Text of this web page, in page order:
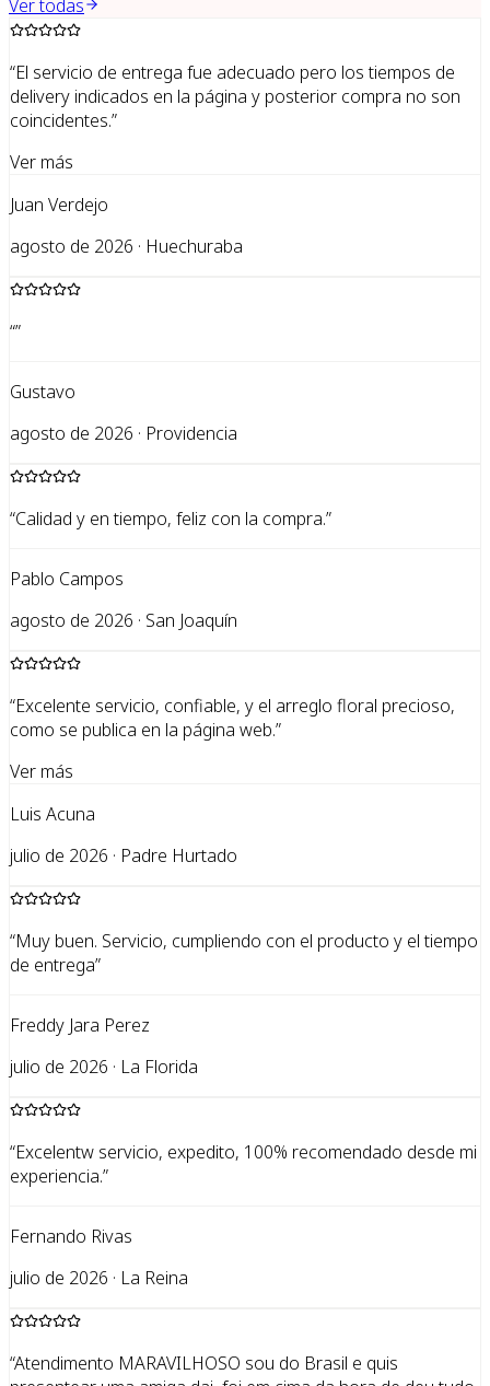
Ver todas
“El servicio de entrega fue adecuado pero los tiempos de
delivery indicados en la página y posterior compra no son
coincidentes.”
Ver más
Juan Verdejo
agosto de 2026 · Huechuraba
“”
Gustavo
agosto de 2026 · Providencia
“Calidad y en tiempo, feliz con la compra.”
Pablo Campos
agosto de 2026 · San Joaquín
“Excelente servicio, confiable, y el arreglo floral precioso,
como se publica en la página web.”
Ver más
Luis Acuna
julio de 2026 · Padre Hurtado
“Muy buen. Servicio, cumpliendo con el producto y el tiempo
de entrega”
Freddy Jara Perez
julio de 2026 · La Florida
“Excelentw servicio, expedito, 100% recomendado desde mi
experiencia.”
Fernando Rivas
julio de 2026 · La Reina
“Atendimento MARAVILHOSO sou do Brasil e quis